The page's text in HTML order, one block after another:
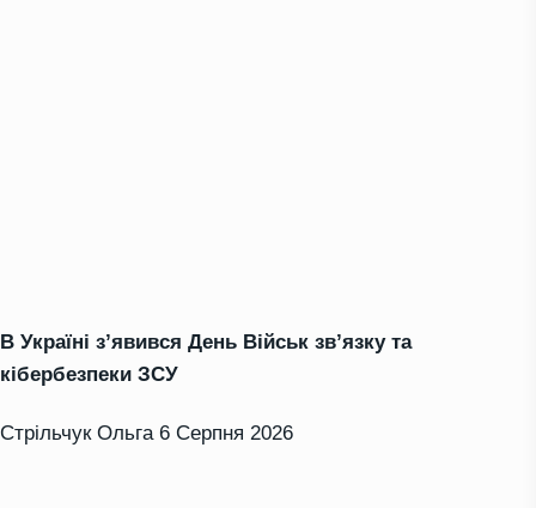
В Україні з’явився День Військ зв’язку та
кібербезпеки ЗСУ
Стрільчук Ольга 6 Серпня 2026